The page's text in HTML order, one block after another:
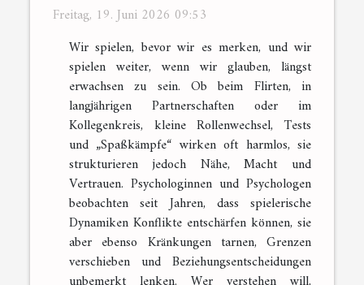
Freitag, 19. Juni 2026 09:53
Wir spielen, bevor wir es merken, und wir
spielen weiter, wenn wir glauben, längst
erwachsen zu sein. Ob beim Flirten, in
langjährigen Partnerschaften oder im
Kollegenkreis, kleine Rollenwechsel, Tests
und „Spaßkämpfe“ wirken oft harmlos, sie
strukturieren jedoch Nähe, Macht und
Vertrauen. Psychologinnen und Psychologen
beobachten seit Jahren, dass spielerische
Dynamiken Konflikte entschärfen können, sie
aber ebenso Kränkungen tarnen, Grenzen
verschieben und Beziehungsentscheidungen